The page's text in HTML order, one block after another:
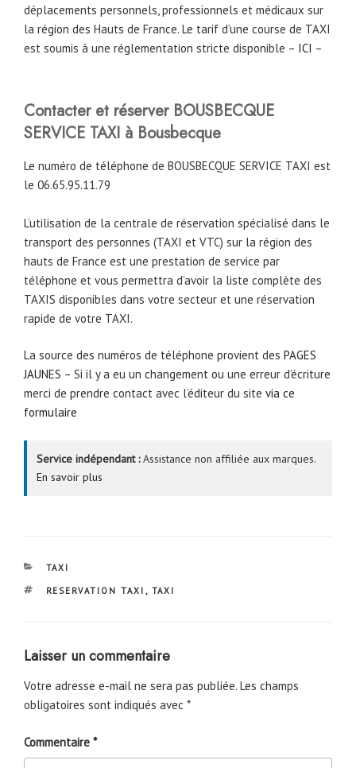
déplacements personnels, professionnels et médicaux sur
la région des Hauts de France. Le tarif d’une course de TAXI
est soumis à une réglementation stricte disponible – ICI –
Contacter et réserver BOUSBECQUE
SERVICE TAXI à Bousbecque
Le numéro de téléphone de BOUSBECQUE SERVICE TAXI est
le 06.65.95.11.79
L’utilisation de la centrale de réservation spécialisé dans le
transport des personnes (TAXI et VTC) sur la région des
hauts de France est une prestation de service par
téléphone et vous permettra d’avoir la liste complète des
TAXIS disponibles dans votre secteur et une réservation
rapide de votre TAXI.
La source des numéros de téléphone provient des PAGES
JAUNES – Si il y a eu un changement ou une erreur d’écriture
merci de prendre contact avec l’éditeur du site via ce
formulaire
Service indépendant :Assistance non affiliée aux marques.
En savoir plus
CATÉGORIES
TAXI
ÉTIQUETTES
RESERVATION TAXI , TAXI
Laisser un commentaire
Votre adresse e-mail ne sera pas publiée. Les champs
obligatoires sont indiqués avec *
Commentaire *